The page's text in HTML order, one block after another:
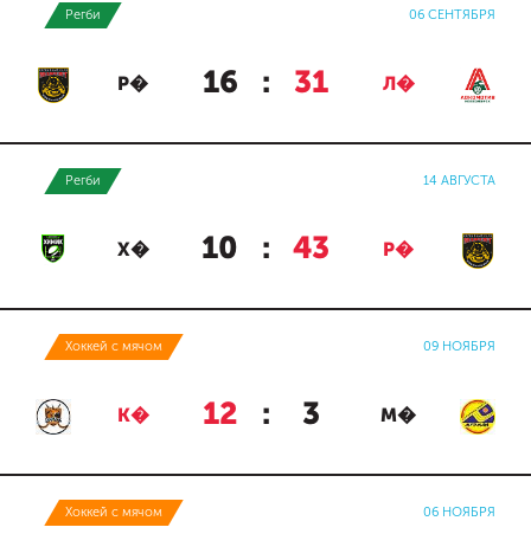
Регби 06 СЕНТЯБРЯ
Р� 16 : 31 Л�
Регби 14 АВГУСТА
Х� 10 : 43 Р�
Хоккей с мячом 09 НОЯБРЯ
К� 12 : 3 М�
Хоккей с мячом 06 НОЯБРЯ